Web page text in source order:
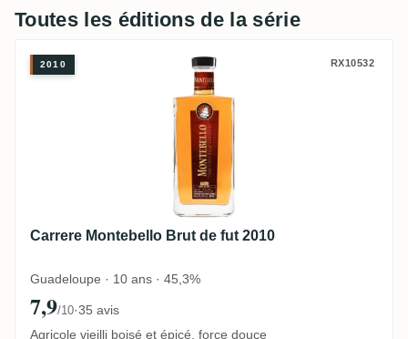
Toutes les éditions de la série
Carrere Montebello Brut de fut 2010
2010 RX10532
Carrere Montebello Brut de fut 2010
Guadeloupe · 10 ans · 45,3%
7,9/10·35 avis
Agricole vieilli boisé et épicé, force douce